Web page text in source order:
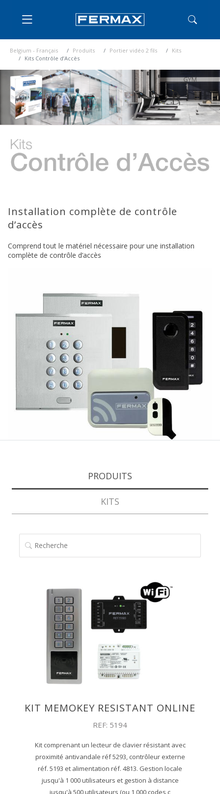
Belgium - Français Produits Portier vidéo 2 fils
Kits
Kits Contrôle d’Accès
Installation complète de contrôle
d’accès
Comprend tout le matériel nécessaire pour une installation
complète de contrôle d’accès
PRODUITS
KITS
RECHERCHE
KIT MEMOKEY RESISTANT ONLINE
REF: 5194
Kit comprenant un lecteur de clavier résistant avec
proximité antivandale réf 5293, contrôleur externe
réf. 5193 et alimentation réf. 4813. Gestion locale
jusqu'à 1 000 utilisateurs et gestion à distance
jusqu'à 500 utilisateurs (ou 1 000 codes c